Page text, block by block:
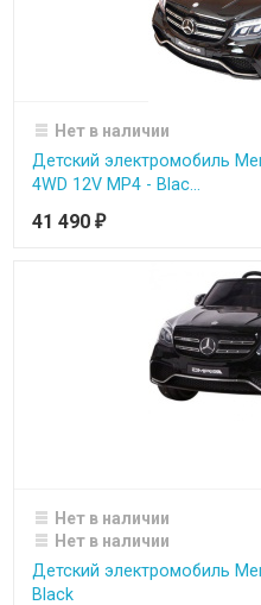
Нет в наличии
Детский электромобиль
4WD 12V MP4 - Blac...
41 490 ₽
Нет в наличии
Нет в наличии
Детский электромобиль
Black